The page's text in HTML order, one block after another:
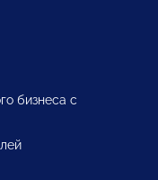
бизнеса с